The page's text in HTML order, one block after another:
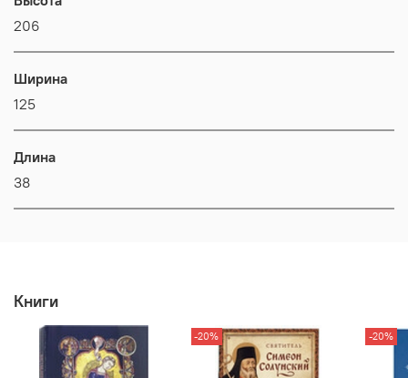
206
Ширина
125
Длина
38
Книги
-20% -20%